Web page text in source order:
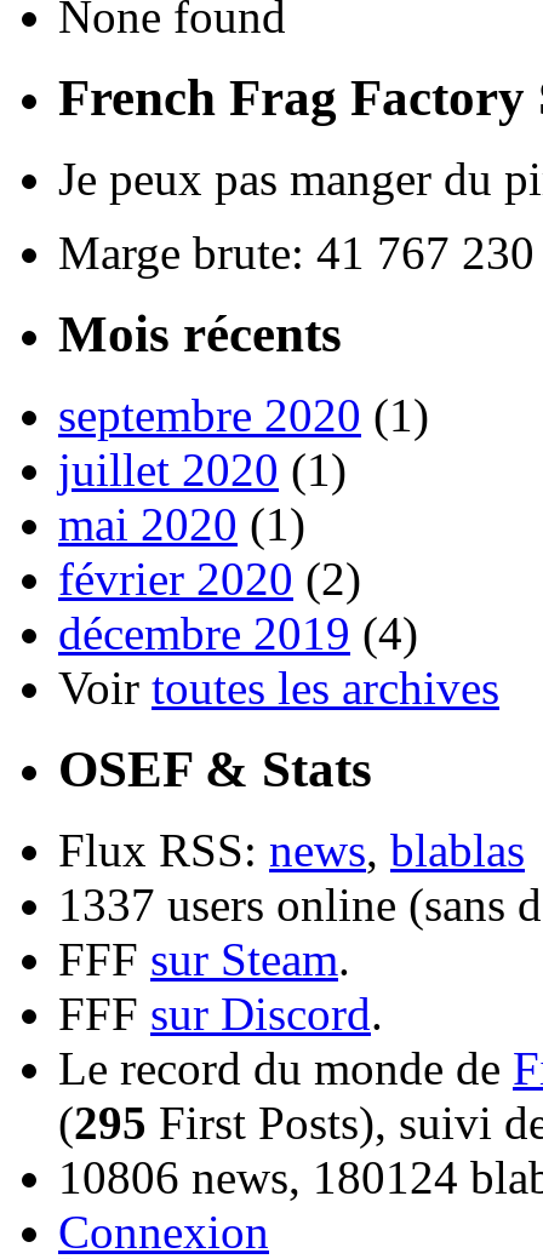
None found
French Frag Factory
Je peux pas manger du
Marge brute: 41 767
Mois récents
septembre 2020 (1)
juillet 2020 (1)
mai 2020 (1)
février 2020 (2)
décembre 2019 (4)
Voir toutes les archives
OSEF & Stats
Flux RSS: news, blablas
1337 users online (sans
FFF sur Steam.
FFF sur Discord.
Le record du monde de
(295 First Posts), suivi
10806 news, 180124
Connexion